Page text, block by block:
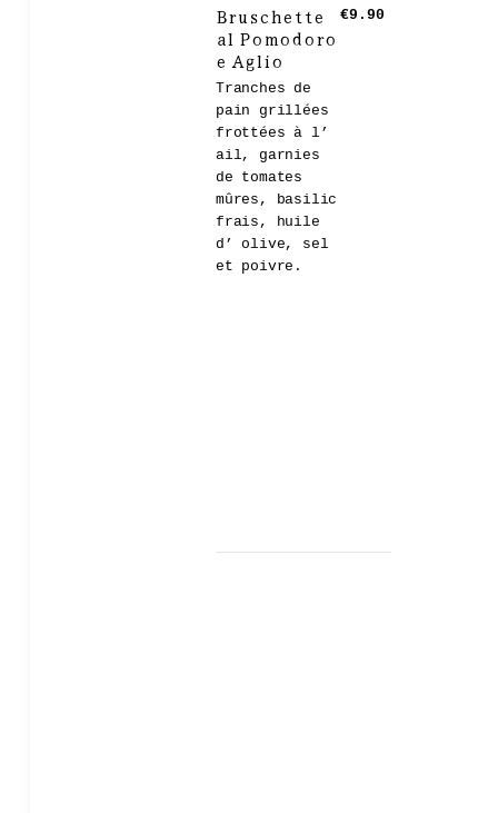
Bruschette
al Pomodoro
e Aglio
Tranches de
pain grillées
frottées à l’
ail, garnies
de tomates
mûres, basilic
frais, huile
d’ olive, sel
et poivre.
€9.90